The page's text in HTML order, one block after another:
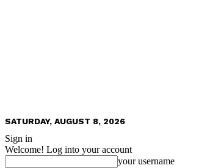
SATURDAY, AUGUST 8, 2026
Sign in
Welcome! Log into your account
your username